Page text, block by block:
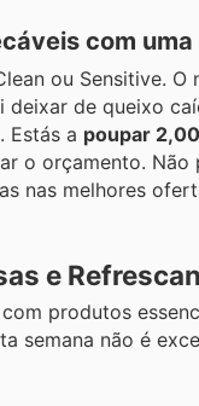
com
ou Sensitive.
deixar de queixo
Estás a poupar
o orçamento.
nas melhores
e
produtos
semana não é